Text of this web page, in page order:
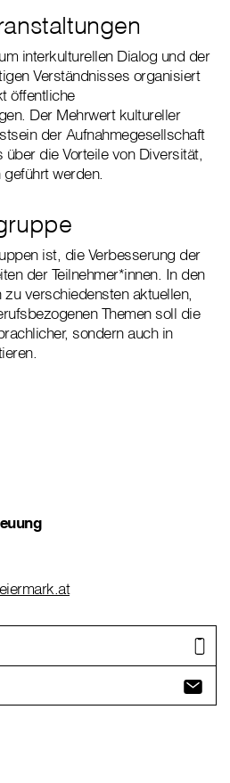
interkulturellen Dialog und der
Verständnisses organisiert
öffentliche
Der Mehrwert kultureller
der Aufnahmegesellschaft
die Vorteile von Diversität,
werden.
ist, die Verbesserung der
der Teilnehmer*innen. In den
verschiedensten aktuellen,
Themen soll die
sondern auch in